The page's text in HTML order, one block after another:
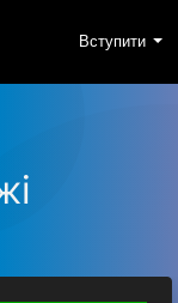
Вступити